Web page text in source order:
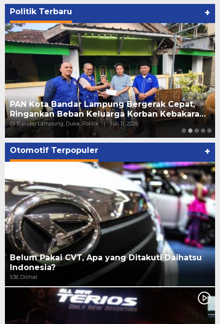
Politik Terbaru +
PAN Kota Bandar Lampung Bergerak Cepat,
Ringankan Beban Keluarga Korban Kebakara…
Di Bandar Lampung, Duka, Politik | Juli 11, 2026
Otomotif Terpopuler +
Belum Pakai CVT, Apa yang Ditakuti Daihatsu
Indonesia?
536 Dilihat